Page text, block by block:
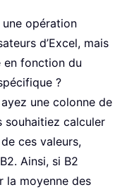
opération
d’Excel, mais
en fonction du
?
une colonne de
souhaitiez calculer
ces valeurs,
Ainsi, si B2
la moyenne des